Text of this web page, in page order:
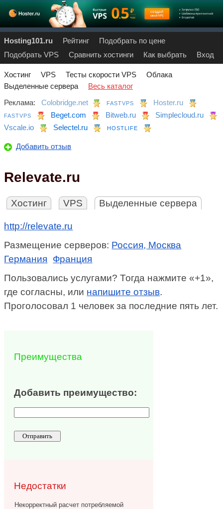
Hosting101.ru Рейтинг
Подобрать по цене
Подобрать VPS
Сравнить хостинги Как выбрать Вход
Хостинг VPS Тесты скорости VPS
Облака
Выделенные сервера
Весь каталог
Реклама:
Colobridge.net FASTVPS Hoster.ru
FASTVPS Beget.com Bitweb.ru
Simplecloud.ru
Vscale.io
Selectel.ru HOSTLIFE
Добавить отзыв
Relevate.ru
Хостинг VPS Выделенные сервера
http://relevate.ru
Размещение серверов: Россия, Москва
Германия
Франция
Пользовались услугами? Тогда нажмите «+1»,
где согласны, или напишите отзыв.
Проголосовал 1 человек за последние пять лет.
Преимущества
Добавить преимущество:
Недостатки
Некорректный расчет потребляемой